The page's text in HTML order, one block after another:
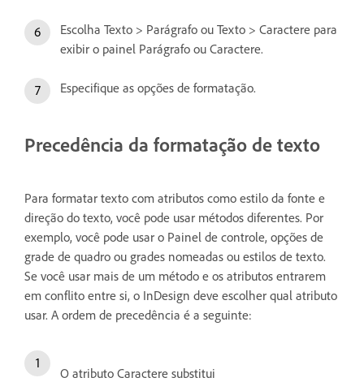
Escolha Texto > Parágrafo ou Texto > Caractere para
exibir o painel Parágrafo ou Caractere.
Especifique as opções de formatação.
Precedência da formatação de texto
Para formatar texto com atributos como estilo da fonte e
direção do texto, você pode usar métodos diferentes. Por
exemplo, você pode usar o Painel de controle, opções de
grade de quadro ou grades nomeadas ou estilos de texto.
Se você usar mais de um método e os atributos entrarem
em conflito entre si, o InDesign deve escolher qual atributo
usar. A ordem de precedência é a seguinte:
O atributo Caractere substitui